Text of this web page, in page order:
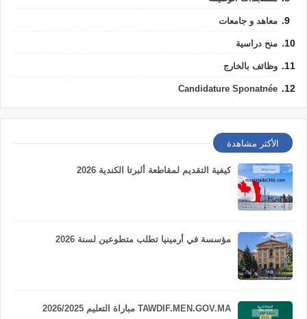
معاهد و جامعات
منح دراسية
وظائف بالخارج
Candidature Sponatnée
الأكثر مشاهدة
كيفية التقديم لمقاطعة ألبرتا الكندية 2026
مؤسسة في أرمينيا تطلب متطوعين لسنة 2026
TAWDIF.MEN.GOV.MA مباراة التعليم 2026/2025